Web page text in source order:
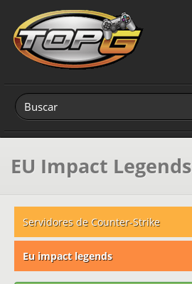
EU Impact Legends
Servidores de Counter-Strike
Eu impact legends